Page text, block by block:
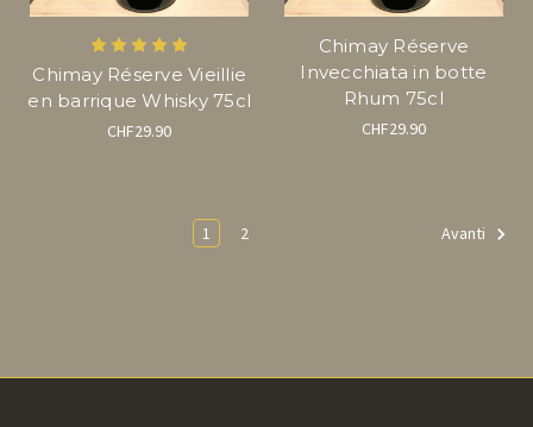
Chimay Réserve Vieillie
en barrique Whisky 75cl
CHF29.90
Chimay Réserve
Invecchiata in botte
Rhum 75cl
CHF29.90
1 2 Avanti